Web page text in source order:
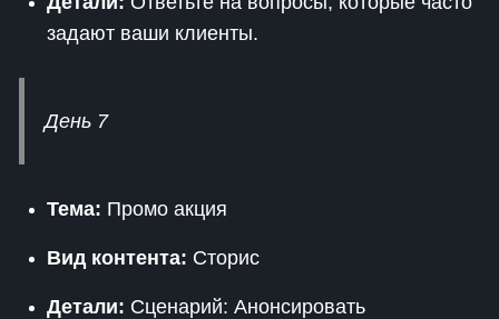
задают ваши клиенты.
День 7
Тема: Промо акция
Вид контента: Сторис
Детали: Сценарий: Анонсировать